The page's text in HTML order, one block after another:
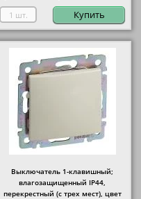
Купить
Выключатель 1-клавишный;
влагозащищенный IP44,
перекрестный (с трех мест), цвет